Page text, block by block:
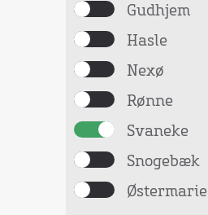
Gudhjem
Hasle
Nexø
Rønne
Svaneke
Snogebæk
Østermarie